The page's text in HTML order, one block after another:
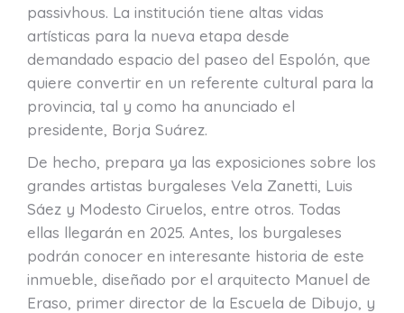
passivhous. La institución tiene altas vidas
artísticas para la nueva etapa desde
demandado espacio del paseo del Espolón, que
quiere convertir en un referente cultural para la
provincia, tal y como ha anunciado el
presidente, Borja Suárez.
De hecho, prepara ya las exposiciones sobre los
grandes artistas burgaleses Vela Zanetti, Luis
Sáez y Modesto Ciruelos, entre otros. Todas
ellas llegarán en 2025. Antes, los burgaleses
podrán conocer en interesante historia de este
inmueble, diseñado por el arquitecto Manuel de
Eraso, primer director de la Escuela de Dibujo, y